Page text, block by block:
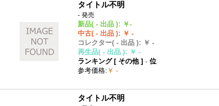
タイトル不明
- 発売
新品( - 出品 ): ￥-
中古( - 出品 ): ￥ -
コレクター( - 出品 ): ￥ -
再生品( - 出品 ): ￥ -
ランキング [ その他]- 位
参考価格: ￥ -
タイトル不明